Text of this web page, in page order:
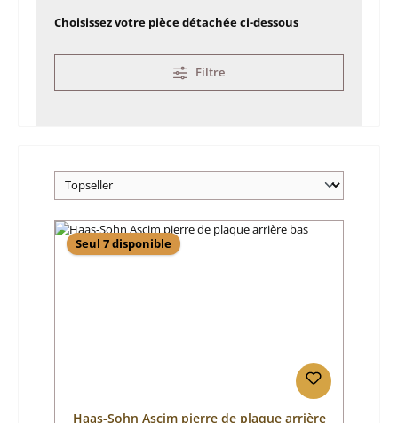
Choisissez votre pièce détachée ci-dessous
Filtre
Seul 7 disponible
Haas-Sohn Ascim pierre de plaque arrière